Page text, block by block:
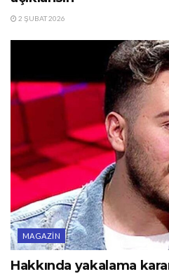
2 ŞUBAT 2026
MAGAZIN
Hakkında yakalama